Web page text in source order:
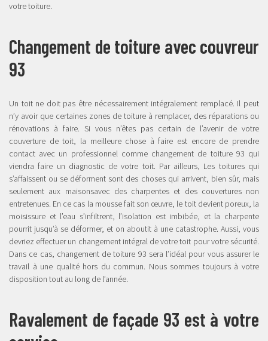
votre toiture.
Changement de toiture avec couvreur
93
Un toit ne doit pas être nécessairement intégralement remplacé. Il peut
n’y avoir que certaines zones de toiture à remplacer, des réparations ou
rénovations à faire. Si vous n’êtes pas certain de l’avenir de votre
couverture de toit, la meilleure chose à faire est encore de prendre
contact avec un professionnel comme changement de toiture 93 qui
viendra faire un diagnostic de votre toit. Par ailleurs, Les toitures qui
s’affaissent ou se déforment sont des choses qui arrivent, bien sûr, mais
seulement aux maisonsavec des charpentes et des couvertures non
entretenues. En ce cas la mousse fait son œuvre, le toit devient poreux, la
moisissure et l’eau s’infiltrent, l’isolation est imbibée, et la charpente
pourrit jusqu’à se déformer, et on aboutit à une catastrophe. Aussi, vous
devriez effectuer un changement intégral de votre toit pour votre sécurité.
Dans ce cas, changement de toiture 93 sera l’idéal pour vous assurer le
travail à une qualité hors du commun. Nous sommes toujours à votre
disposition tout au long de l’année.
Ravalement de façade 93 est à votre